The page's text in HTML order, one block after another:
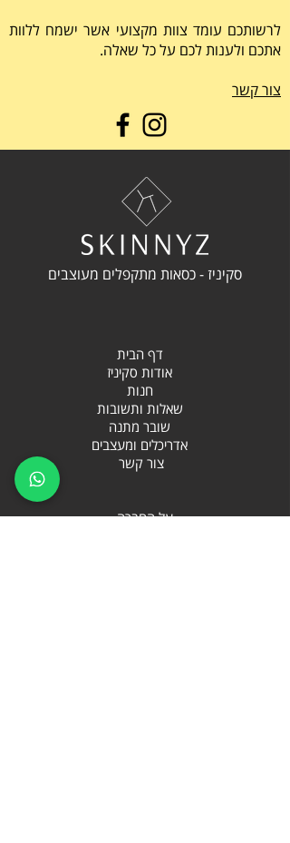
לרשותכם עומד צוות מקצועי אשר ישמח ללוות
אתכם ולענות לכם על כל שאלה.
צור קשר
סקיניז - כסאות מתקפלים מעוצבים
דף הבית
אודות סקיניז
חנות
שאלות ותשובות
שובר מתנה
אדריכלים ומעצבים
צור קשר
על החברה